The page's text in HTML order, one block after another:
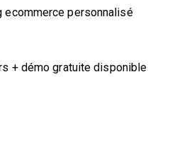
ecommerce personnalisé
+ démo gratuite disponible